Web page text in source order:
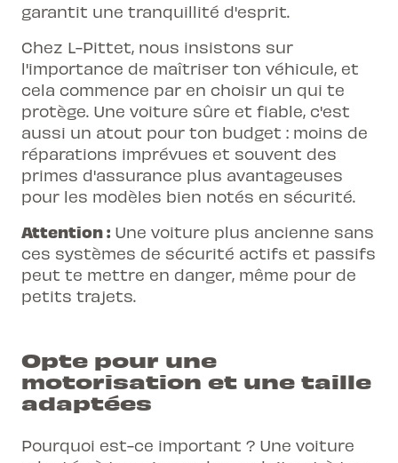
garantit une tranquillité d'esprit.
Chez L-Pittet, nous insistons sur
l'importance de maîtriser ton véhicule, et
cela commence par en choisir un qui te
protège. Une voiture sûre et fiable, c'est
aussi un atout pour ton budget : moins de
réparations imprévues et souvent des
primes d'assurance plus avantageuses
pour les modèles bien notés en sécurité.
Attention : Une voiture plus ancienne sans
ces systèmes de sécurité actifs et passifs
peut te mettre en danger, même pour de
petits trajets.
Opte pour une
motorisation et une taille
adaptées
Pourquoi est-ce important ? Une voiture